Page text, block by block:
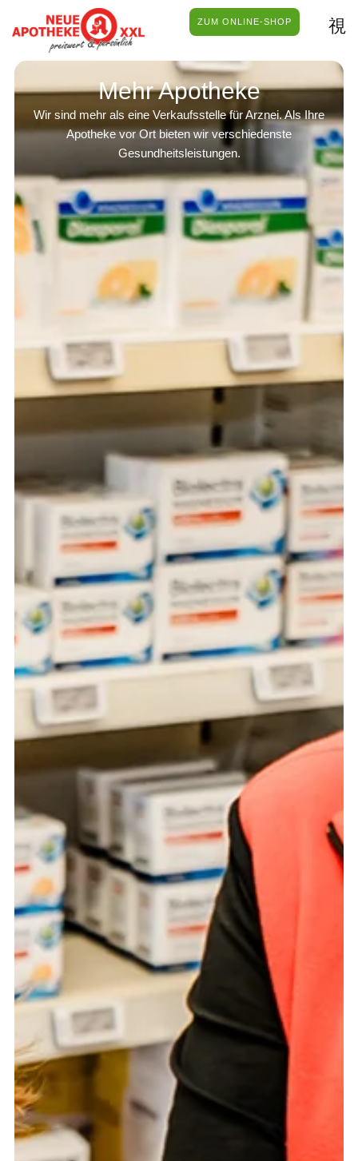
ZUM ONLINE-SHOP
Mehr Apotheke
Wir sind mehr als eine Verkaufsstelle für Arznei. Als Ihre
Apotheke vor Ort bieten wir verschiedenste
Gesundheitsleistungen.